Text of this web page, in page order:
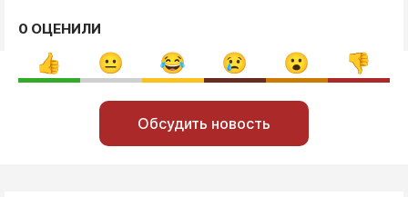
0 ОЦЕНИЛИ
Обсудить новость